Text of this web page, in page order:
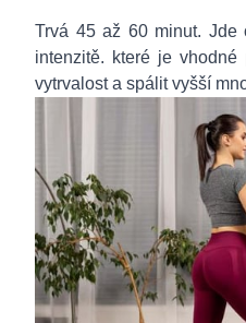
Trvá 45 až 60 minut. Jde
intenzitě. které je
vytrvalost a spálit vyšší